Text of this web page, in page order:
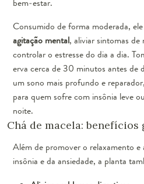
bem-estar.
Consumido de forma moderada,
agitação mental, aliviar sintomas de
controlar o estresse do dia a dia.
erva cerca de 30 minutos antes de
um sono mais profundo e
para quem sofre com insônia leve
noite.
Chá de macela: benefícios
Além de promover o relaxamento
insônia e da ansiedade, a planta